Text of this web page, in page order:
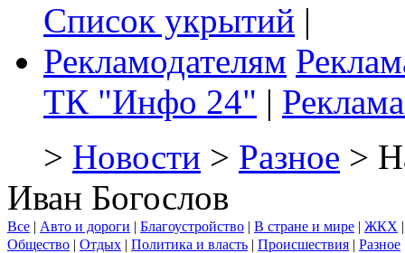
Список укрытий |
Рекламодателям
ТК "Инфо 24" |
> Новости > Разное >
Иван Богослов
Все | Авто и дороги | Благоустройство | В стране и мире | ЖКХ
Общество | Отдых | Политика и власть | Происшествия | Разное